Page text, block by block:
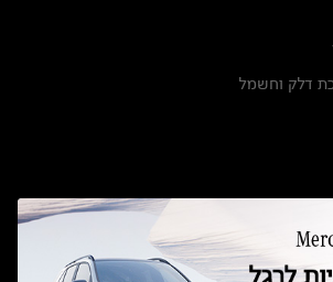
דלק וחשמל
בהסדר פשרה בתצ 56447-02-19